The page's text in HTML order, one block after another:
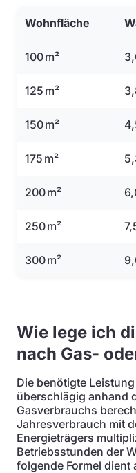
Wohnfläche
100 m²
125 m²
150 m²
175 m²
200 m²
250 m²
300 m²
Wie lege ich
nach Gas-
Die benötigte
überschlägig anhand
Gasverbrauchs
Jahresverbrauch mit
Energieträgers
Betriebsstunden der
folgende Formel dient